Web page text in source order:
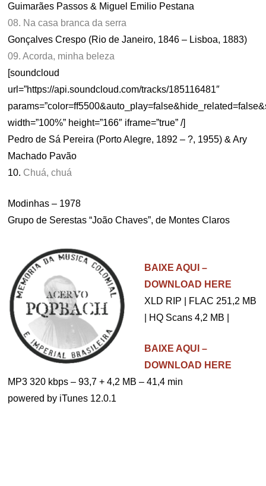
Guimarães Passos & Miguel Emilio Pestana
08. Na casa branca da serra
Gonçalves Crespo (Rio de Janeiro, 1846 – Lisboa, 1883)
09. Acorda, minha beleza
[soundcloud
url=”https://api.soundcloud.com/tracks/185116481″
width=”100%” height=”166″ iframe=”true” /]
Pedro de Sá Pereira (Porto Alegre, 1892 – ?, 1955) & Ary
Machado Pavão
10. Chuá, chuá
Modinhas – 1978
Grupo de Serestas “João Chaves”, de Montes Claros
BAIXE AQUI –
DOWNLOAD HERE
XLD RIP | FLAC 251,2 MB
| HQ Scans 4,2 MB |
BAIXE AQUI –
DOWNLOAD HERE
MP3 320 kbps – 93,7 + 4,2 MB – 41,4 min
powered by iTunes 12.0.1